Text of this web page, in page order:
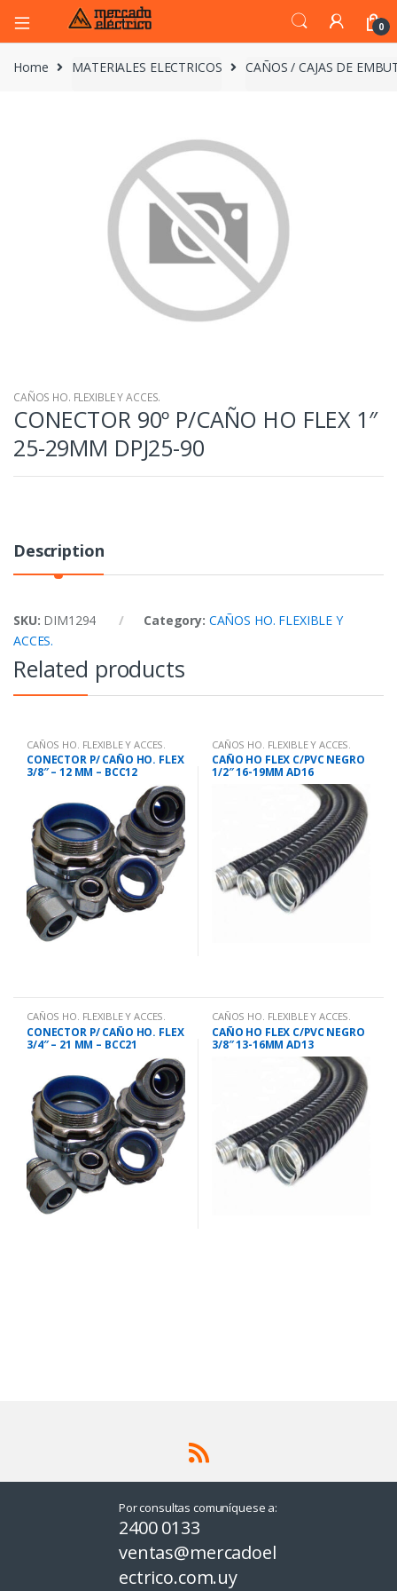
0
Home MATERIALES ELECTRICOS CAÑOS / CAJAS DE
CAÑOS HO. FLEXIBLE Y ACCES.
CONECTOR 90º P/CAÑO HO FLEX 1″
25-29MM DPJ25-90
Description
SKU: DIM1294 Category: CAÑOS HO. FLEXIBLE Y
ACCES.
Related products
CAÑOS HO. FLEXIBLE Y ACCES.
CONECTOR P/ CAÑO HO. FLEX
3/8″ – 12 MM – BCC12
CAÑOS HO. FLEXIBLE Y ACCES.
CAÑO HO FLEX C/PVC NEGRO
1/2″ 16-19MM AD16
CAÑOS HO. FLEXIBLE Y ACCES.
CONECTOR P/ CAÑO HO. FLEX
3/4″ – 21 MM – BCC21
CAÑOS HO. FLEXIBLE Y ACCES.
CAÑO HO FLEX C/PVC NEGRO
3/8″ 13-16MM AD13
Por consultas comuníquese a:
2400 0133
ventas@mercadoel
ectrico.com.uy